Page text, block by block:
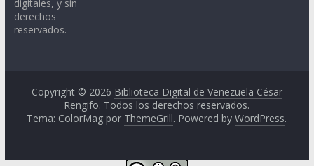
digitales, y sin
derechos
reservados.
Copyright © 2026 Biblioteca Digital de Venezuela César
Rengifo. Todos los derechos reservados.
Tema: ColorMag por ThemeGrill. Powered byWordPress.